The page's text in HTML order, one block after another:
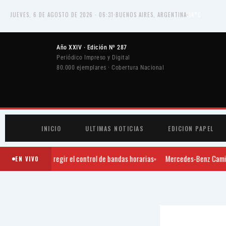
contenido
JUEVES, 6 DE AGOSTO DE 2026 · 06:31·BUENOS AIRES, ARGENTINA·
Año XXIV · Edición Nº 287
Periódico Impreso y Digital
80.000 ejemplares · Cobertura Nacional
INICIO ULTIMAS NOTICIAS EDICION PAPEL
EN VIVO
Comienza a regir el control de bandas horarias Mercedes-Benz